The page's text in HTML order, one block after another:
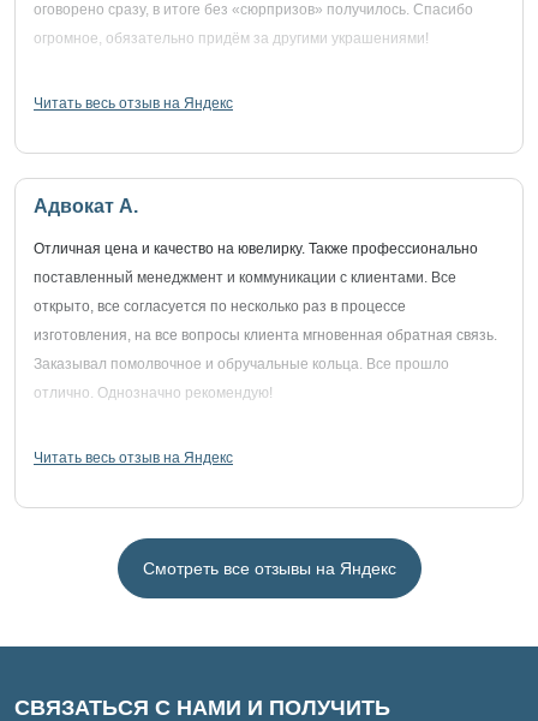
оговорено сразу, в итоге без «сюрпризов» получилось. Спасибо
огромное, обязательно придём за другими украшениями!
Читать весь отзыв на Яндекс
Адвокат А.
Отличная цена и качество на ювелирку. Также профессионально
поставленный менеджмент и коммуникации с клиентами. Все
открыто, все согласуется по несколько раз в процессе
изготовления, на все вопросы клиента мгновенная обратная связь.
Заказывал помолвочное и обручальные кольца. Все прошло
отлично. Однозначно рекомендую!
Читать весь отзыв на Яндекс
Смотреть все отзывы на Яндекс
СВЯЗАТЬСЯ С НАМИ И ПОЛУЧИТЬ